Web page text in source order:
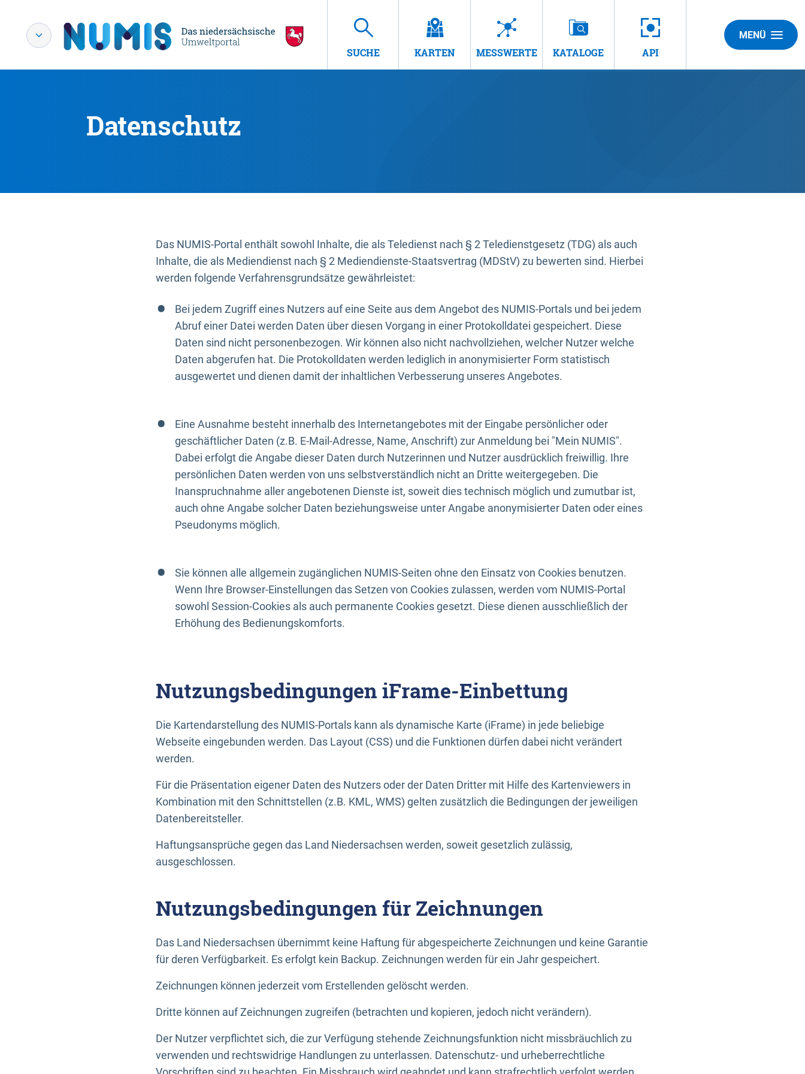
SUCHE KARTEN MESSWERTE KATALOGE API
MENÜ
Datenschutz
Das NUMIS-Portal enthält sowohl Inhalte, die als Teledienst nach § 2 Teledienstgesetz (TDG) als auch
Inhalte, die als Mediendienst nach § 2 Mediendienste-Staatsvertrag (MDStV) zu bewerten sind. Hierbei
werden folgende Verfahrensgrundsätze gewährleistet:
Bei jedem Zugriff eines Nutzers auf eine Seite aus dem Angebot des NUMIS-Portals und bei jedem
Abruf einer Datei werden Daten über diesen Vorgang in einer Protokolldatei gespeichert. Diese
Daten sind nicht personenbezogen. Wir können also nicht nachvollziehen, welcher Nutzer welche
Daten abgerufen hat. Die Protokolldaten werden lediglich in anonymisierter Form statistisch
ausgewertet und dienen damit der inhaltlichen Verbesserung unseres Angebotes.
Eine Ausnahme besteht innerhalb des Internetangebotes mit der Eingabe persönlicher oder
geschäftlicher Daten (z.B. E-Mail-Adresse, Name, Anschrift) zur Anmeldung bei "Mein NUMIS".
Dabei erfolgt die Angabe dieser Daten durch Nutzerinnen und Nutzer ausdrücklich freiwillig. Ihre
persönlichen Daten werden von uns selbstverständlich nicht an Dritte weitergegeben. Die
Inanspruchnahme aller angebotenen Dienste ist, soweit dies technisch möglich und zumutbar ist,
auch ohne Angabe solcher Daten beziehungsweise unter Angabe anonymisierter Daten oder eines
Pseudonyms möglich.
Sie können alle allgemein zugänglichen NUMIS-Seiten ohne den Einsatz von Cookies benutzen.
Wenn Ihre Browser-Einstellungen das Setzen von Cookies zulassen, werden vom NUMIS-Portal
sowohl Session-Cookies als auch permanente Cookies gesetzt. Diese dienen ausschließlich der
Erhöhung des Bedienungskomforts.
Nutzungsbedingungen iFrame-Einbettung
Die Kartendarstellung des NUMIS-Portals kann als dynamische Karte (iFrame) in jede beliebige
Webseite eingebunden werden. Das Layout (CSS) und die Funktionen dürfen dabei nicht verändert
werden.
Für die Präsentation eigener Daten des Nutzers oder der Daten Dritter mit Hilfe des Kartenviewers in
Kombination mit den Schnittstellen (z.B. KML, WMS) gelten zusätzlich die Bedingungen der jeweiligen
Datenbereitsteller.
Haftungsansprüche gegen das Land Niedersachsen werden, soweit gesetzlich zulässig,
ausgeschlossen.
Nutzungsbedingungen für Zeichnungen
Das Land Niedersachsen übernimmt keine Haftung für abgespeicherte Zeichnungen und keine Garantie
für deren Verfügbarkeit. Es erfolgt kein Backup. Zeichnungen werden für ein Jahr gespeichert.
Zeichnungen können jederzeit vom Erstellenden gelöscht werden.
Dritte können auf Zeichnungen zugreifen (betrachten und kopieren, jedoch nicht verändern).
Der Nutzer verpflichtet sich, die zur Verfügung stehende Zeichnungsfunktion nicht missbräuchlich zu
verwenden und rechtswidrige Handlungen zu unterlassen. Datenschutz- und urheberrechtliche